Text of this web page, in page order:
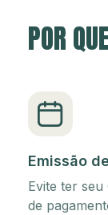
POR
Emissão
Evite ter
de